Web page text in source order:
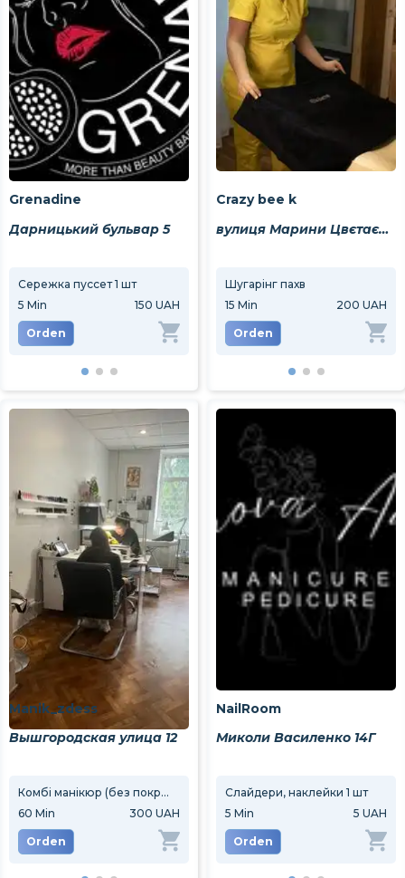
Grenadine
Дарницький бульвар 5
Сережка пуссет 1 шт
5 Min 150 UAH
Orden
Прокол мочки вуха
Min 200 UAH
Orden
30
Crazy bee k
вулиця Марини Цвєтаєвої 9
Шугарінг пахв
15 Min 200 UAH
Orden
Manik_zdess
Вышгородская улица 12
Комбі манікюр (без покриття)
60 Min 300 UAH
Orden
Педикюр пальці (без покриття)
Min 300 UAH
Orden
90
NailRoom
Миколи Василенко 14Г
Слайдери, наклейки 1 шт
5 Min 5 UAH
Orden